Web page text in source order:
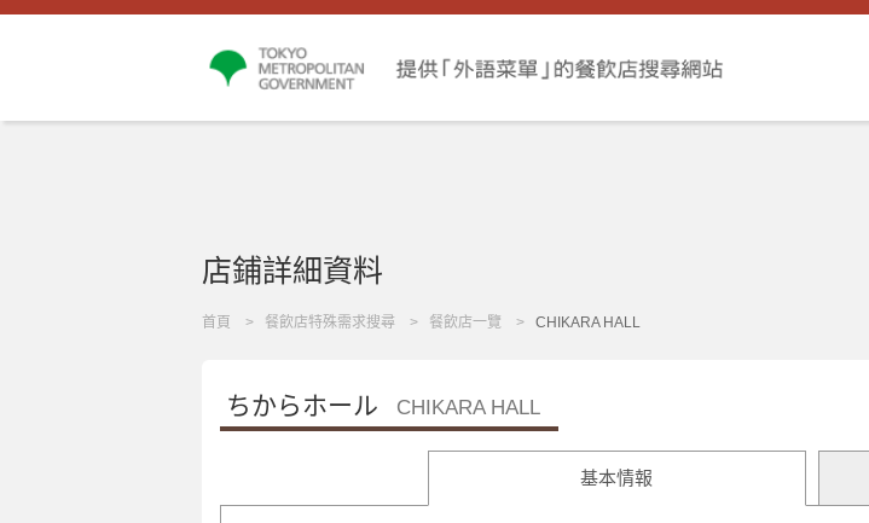
店鋪詳細資料
首頁 餐飲店特殊需求搜尋 餐飲店一覽 CHIKARA HALL
ちからホール CHIKARA HALL
基本情報